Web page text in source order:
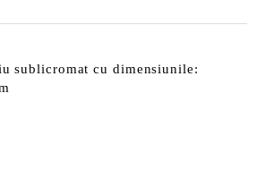
sublicromat cu dimensiunile: